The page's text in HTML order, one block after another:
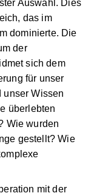
Auswahl. Dies
das im
dominierte. Die
der
sich dem
für unser
unser Wissen
überlebten
Wie wurden
gestellt? Wie
mit der